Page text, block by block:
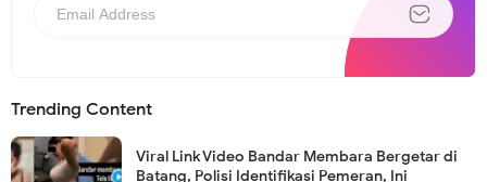
Trending Content
Viral Link Video Bandar Membara Bergetar di
Batang, Polisi Identifikasi Pemeran, Ini